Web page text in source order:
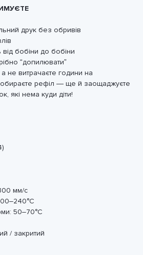
друк без обривів
від бобіни до бобіни
“допилювати”
не витрачаєте години на
рефіл — ще й заощаджуєте
які нема куди діти!
мм/с
50–70°C
/ закритий